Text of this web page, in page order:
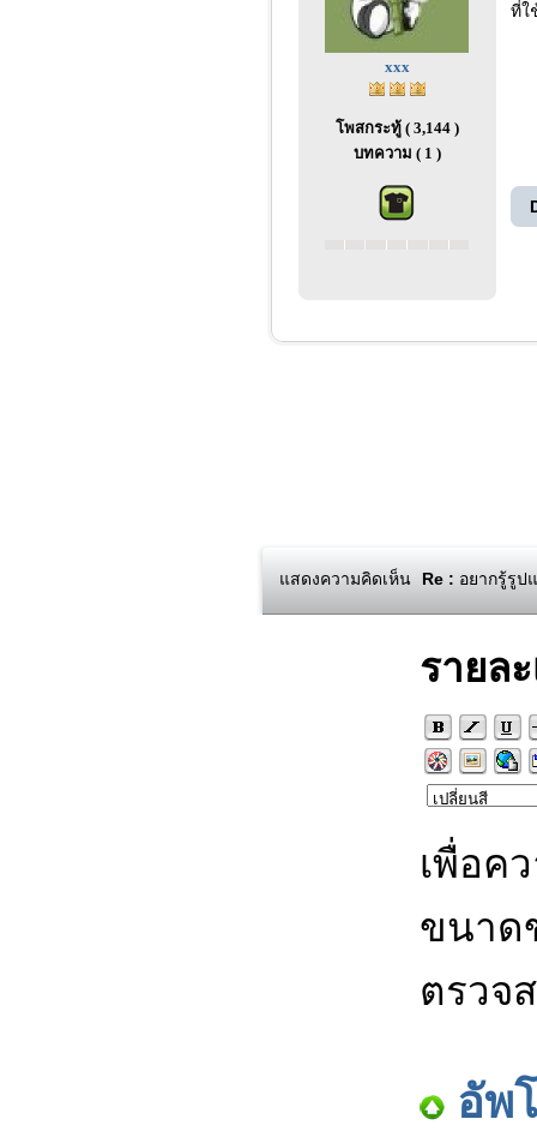
xxx
โพสกระทู้ ( 3,144 )
บทความ ( 1 )
ที่ใ
แสดงความคิดเห็น Re : อยากรู้รูป
รายล
เพื่อค
ขนาด
ตรวจ
อัพ